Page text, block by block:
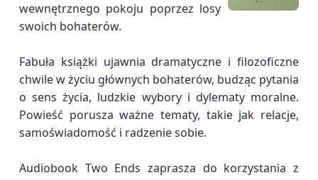
wewnętrznego pokoju poprzez losy
swoich bohaterów.
Fabuła książki ujawnia dramatyczne i filozoficzne
chwile w życiu głównych bohaterów, budząc pytania
o sens życia, ludzkie wybory i dylematy moralne.
Powieść porusza ważne tematy, takie jak relacje,
samoświadomość i radzenie sobie.
Audiobook Two Ends zaprasza do korzystania z